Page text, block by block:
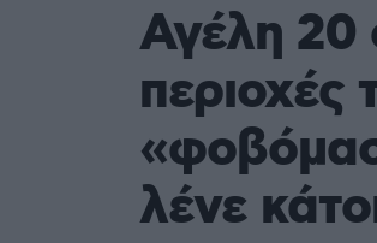
Αγέλη 20
περιοχές
λένε